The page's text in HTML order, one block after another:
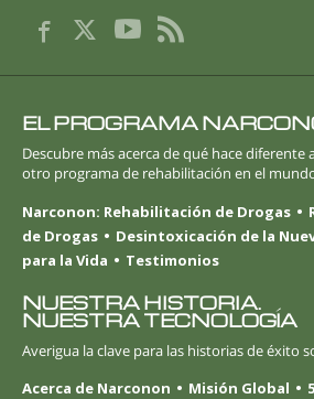
EL PROGRAMA
Descubre más acerca de qué hace
otro programa de rehabilitación en el
Narconon: Rehabilitación de Drogas
de Drogas
Desintoxicación de la
para la Vida
Testimonios
NUESTRA HISTORIA.
NUESTRA TECNOLOGÍA
Averigua la clave para las historias de éxito
Acerca de Narconon
Misión Global